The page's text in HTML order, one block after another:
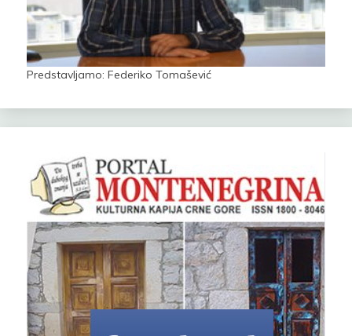
Predstavljamo: Federiko Tomašević